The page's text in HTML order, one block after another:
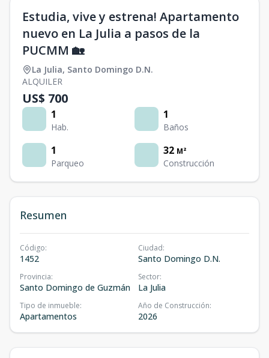
Estudia, vive y estrena! Apartamento
nuevo en La Julia a pasos de la
PUCMM 🏡
La Julia, Santo Domingo D.N.
ALQUILER
US$ 700
1
Hab.
1
Baños
1
Parqueo
32 M²
Construcción
Resumen
Código:
1452
Ciudad:
Santo Domingo D.N.
Provincia:
Santo Domingo de Guzmán
Sector:
La Julia
Tipo de inmueble:
Apartamentos
Año de Construcción:
2026